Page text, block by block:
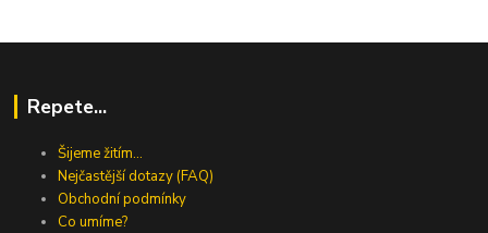
Repete...
Šijeme žitím...
Nejčastější dotazy (FAQ)
Obchodní podmínky
Co umíme?